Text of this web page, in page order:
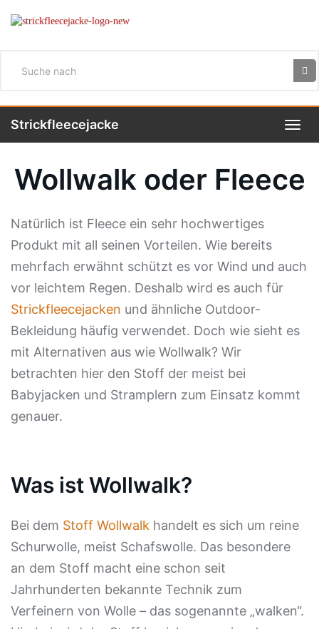
Strickfleecejacke
Wollwalk oder Fleece
Natürlich ist Fleece ein sehr hochwertiges
Produkt mit all seinen Vorteilen. Wie bereits
mehrfach erwähnt schützt es vor Wind und auch
vor leichtem Regen. Deshalb wird es auch für
Strickfleecejacken und ähnliche Outdoor-
Bekleidung häufig verwendet. Doch wie sieht es
mit Alternativen aus wie Wollwalk? Wir
betrachten hier den Stoff der meist bei
Babyjacken und Stramplern zum Einsatz kommt
genauer.
Was ist Wollwalk?
Bei dem Stoff Wollwalk handelt es sich um reine
Schurwolle, meist Schafswolle. Das besondere
an dem Stoff macht eine schon seit
Jahrhunderten bekannte Technik zum
Verfeinern von Wolle – das sogenannte „walken“.